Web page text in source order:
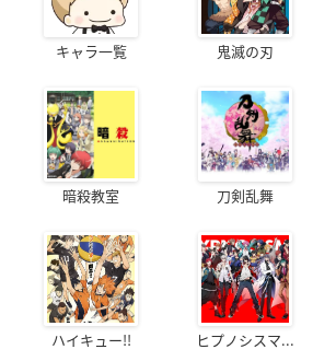
キャラ一覧 鬼滅の刃
暗殺教室 刀剣乱舞
ハイキュー!! ヒプノシスマ...